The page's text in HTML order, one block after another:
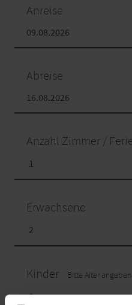
Anreise
Abreise
Anzahl Zimmer /
Erwachsene
Kinder Bitte Alter angeben